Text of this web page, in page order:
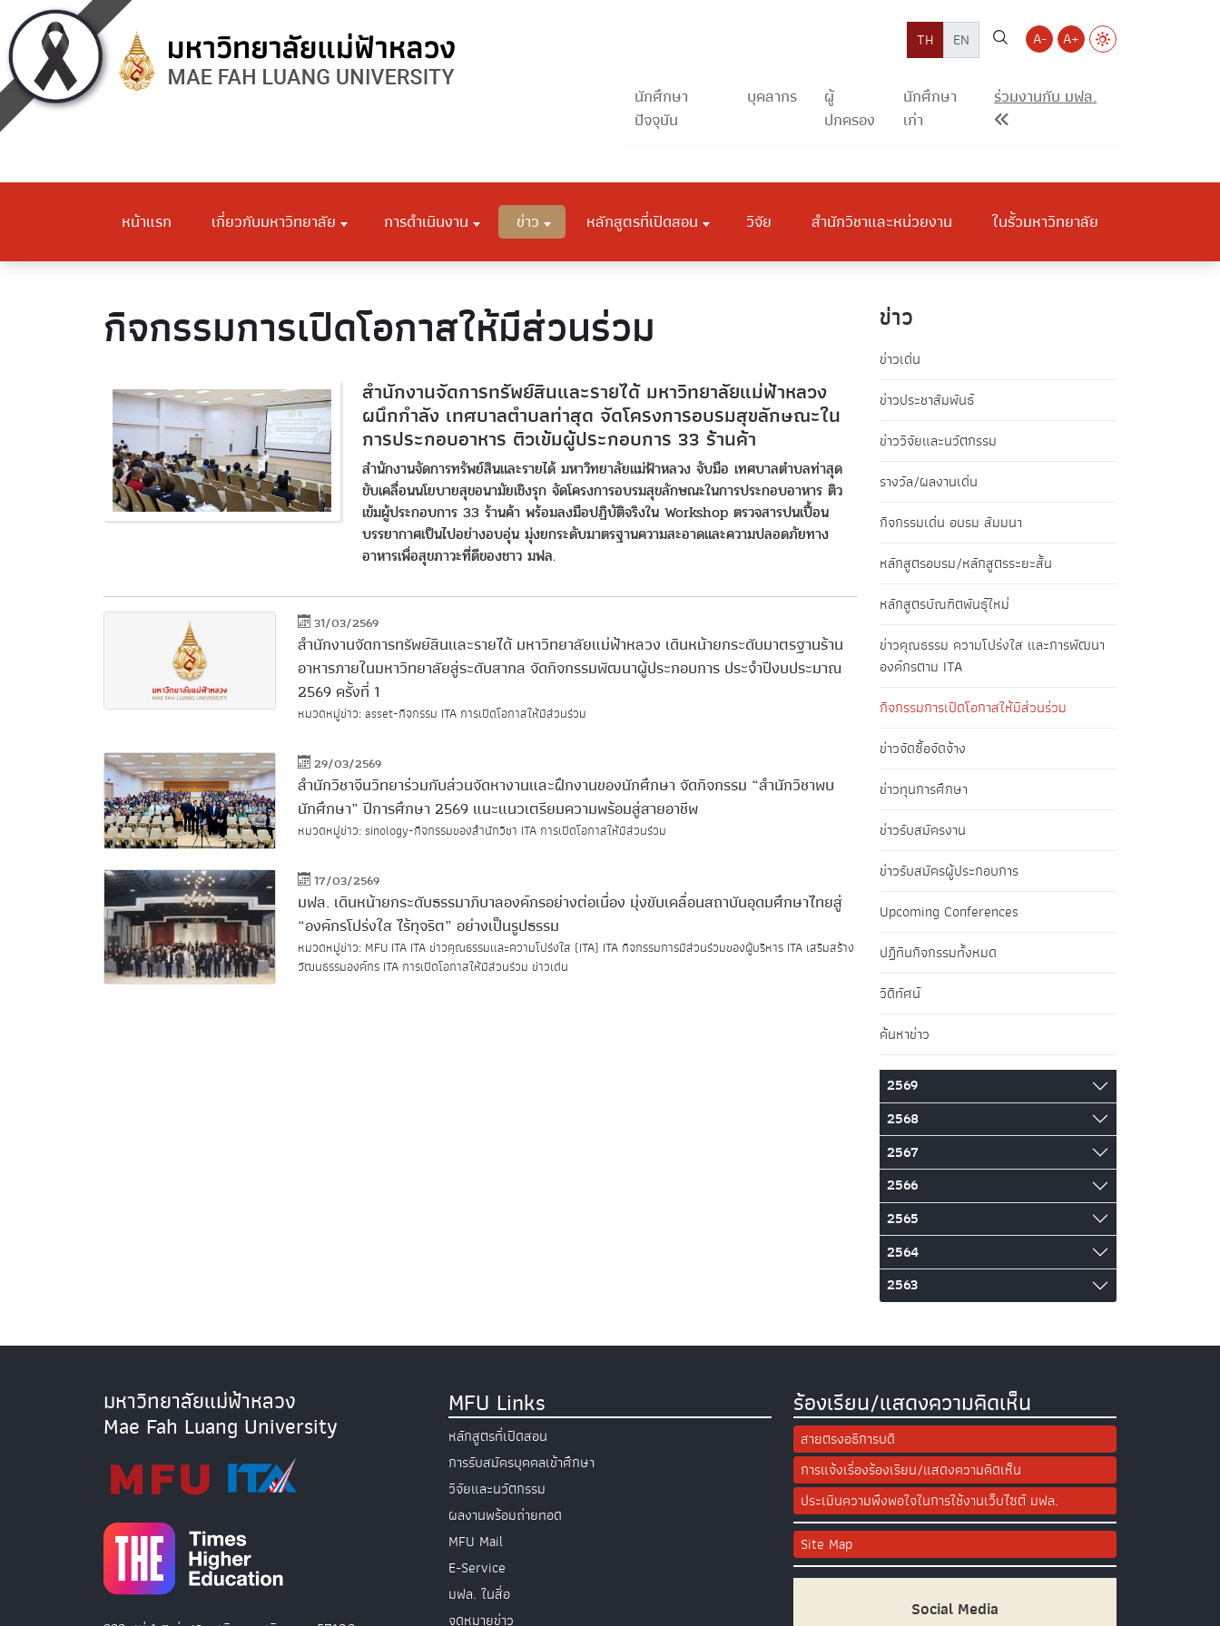
TH EN A- A+
นักศึกษา
ปัจจุบัน
บุคลากร
ผู้
ปกครอง
นักศึกษา
เก่า
ร่วมงานกับ มฟล.
หน้าแรก เกี่ยวกับมหาวิทยาลัย การดำเนินงาน ข่าว หลักสูตรที่เปิดสอน วิจัย สำนักวิชาและหน่วยงาน ในรั้วมหาวิทยาลัย
กิจกรรมการเปิดโอกาสให้มีส่วนร่วม
สำนักงานจัดการทรัพย์สินและรายได้ มหาวิทยาลัยแม่ฟ้าหลวง
ผนึกกำลัง เทศบาลตำบลท่าสุด จัดโครงการอบรมสุขลักษณะใน
การประกอบอาหาร ติวเข้มผู้ประกอบการ 33 ร้านค้า
สำนักงานจัดการทรัพย์สินและรายได้ มหาวิทยาลัยแม่ฟ้าหลวง จับมือ เทศบาลตำบลท่าสุด
ขับเคลื่อนนโยบายสุขอนามัยเชิงรุก จัดโครงการอบรมสุขลักษณะในการประกอบอาหาร ติว
เข้มผู้ประกอบการ 33 ร้านค้า พร้อมลงมือปฏิบัติจริงใน Workshop ตรวจสารปนเปื้อน
บรรยากาศเป็นไปอย่างอบอุ่น มุ่งยกระดับมาตรฐานความสะอาดและความปลอดภัยทาง
อาหารเพื่อสุขภาวะที่ดีของชาว มฟล.
31/03/2569
สำนักงานจัดการทรัพย์สินและรายได้ มหาวิทยาลัยแม่ฟ้าหลวง เดินหน้ายกระดับมาตรฐานร้าน
อาหารภายในมหาวิทยาลัยสู่ระดับสากล จัดกิจกรรมพัฒนาผู้ประกอบการ ประจำปีงบประมาณ
2569 ครั้งที่ 1
หมวดหมู่ข่าว: asset-กิจกรรม ITA การเปิดโอกาสให้มีส่วนร่วม
29/03/2569
สำนักวิชาจีนวิทยาร่วมกับส่วนจัดหางานและฝึกงานของนักศึกษา จัดกิจกรรม “สำนักวิชาพบ
นักศึกษา” ปีการศึกษา 2569 แนะแนวเตรียมความพร้อมสู่สายอาชีพ
หมวดหมู่ข่าว: sinology-กิจกรรมของสำนักวิชา ITA การเปิดโอกาสให้มีส่วนร่วม
17/03/2569
มฟล. เดินหน้ายกระดับธรรมาภิบาลองค์กรอย่างต่อเนื่อง มุ่งขับเคลื่อนสถาบันอุดมศึกษาไทยสู่
“องค์กรโปร่งใส ไร้ทุจริต” อย่างเป็นรูปธรรม
หมวดหมู่ข่าว: MFU ITA ITA ข่าวคุณธรรมและความโปร่งใส (ITA) ITA กิจกรรมการมีส่วนร่วมของผู้บริหาร ITA เสริมสร้าง
วัฒนธรรมองค์กร ITA การเปิดโอกาสให้มีส่วนร่วม ข่าวเด่น
ข่าว
ข่าวเด่น
ข่าวประชาสัมพันธ์
ข่าววิจัยและนวัตกรรม
รางวัล/ผลงานเด่น
กิจกรรมเด่น อบรม สัมมนา
หลักสูตรอบรม/หลักสูตรระยะสั้น
หลักสูตรบัณฑิตพันธุ์ใหม่
ข่าวคุณธรรม ความโปร่งใส และการพัฒนา
องค์กรตาม ITA
กิจกรรมการเปิดโอกาสให้มีส่วนร่วม
ข่าวจัดซื้อจัดจ้าง
ข่าวทุนการศึกษา
ข่าวรับสมัครงาน
ข่าวรับสมัครผู้ประกอบการ
Upcoming Conferences
ปฏิทินกิจกรรมทั้งหมด
วิดีทัศน์
ค้นหาข่าว
2569
2568
2567
2566
2565
2564
2563
มหาวิทยาลัยแม่ฟ้าหลวง
Mae Fah Luang University
MFU Links
หลักสูตรที่เปิดสอน
การรับสมัครบุคคลเข้าศึกษา
วิจัยและนวัตกรรม
ผลงานพร้อมถ่ายทอด
MFU Mail
E-Service
มฟล. ในสื่อ
จดหมายข่าว
ร้องเรียน/แสดงความคิดเห็น
สายตรงอธิการบดี
การแจ้งเรื่องร้องเรียน/แสดงความคิดเห็น
ประเมินความพึงพอใจในการใช้งานเว็บไซต์ มฟล.
Site Map
Social Media